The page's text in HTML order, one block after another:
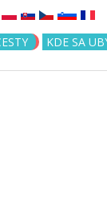
KDE SA